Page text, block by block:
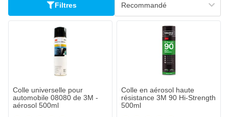
Filtres
Colle universelle pour
automobile 08080 de 3M -
aérosol 500ml
Colle en aérosol haute
résistance 3M 90 Hi-Strength
500ml